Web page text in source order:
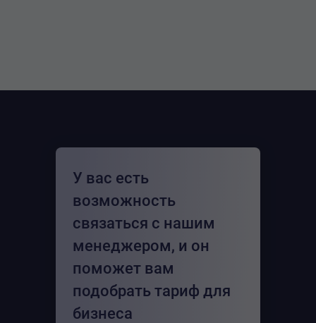
У вас есть
возможность
связаться с нашим
менеджером, и он
поможет вам
подобрать тариф для
бизнеса